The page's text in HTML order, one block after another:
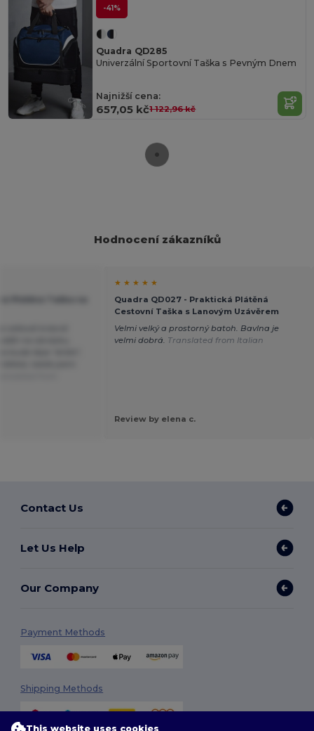
-41%
Quadra QD285
Univerzální Sportovní Taška s Pevným Dnem
Najnižší cena:
657,05 kč1 122,96 kč
Hodnocení zákazníků
★ ★ ★ ★ ★
Quadra QD027 - Praktická Plátěná
Cestovní Taška s Lanovým Uzávěrem
Velmi velký a prostorný batoh. Bavlna je
velmi dobrá. Translated from Italian
Review by elena c.
Contact Us
Let Us Help
Our Company
Payment Methods
Shipping Methods
This website uses cookies